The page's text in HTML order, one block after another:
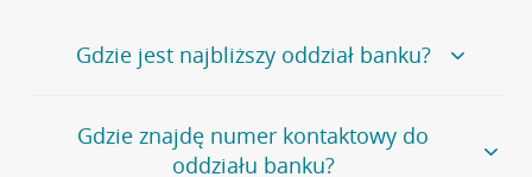
Gdzie jest najbliższy oddział banku?
Jeśli szukasz oddziału naszego banku, zapraszamy na
stronęPlacówki i bankomaty, na której znajduje się
wygodna wyszukiwarka.
Gdzie znajdę numer kontaktowy do
oddziału banku?